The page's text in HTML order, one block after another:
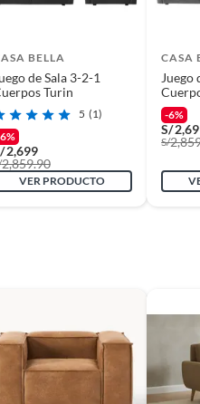
BELLA
de Sala 3-2-1
Turin
5 (1)
2,699
2,859.90
VER PRODUCTO
CASA
Juego
-6%
S/
S/